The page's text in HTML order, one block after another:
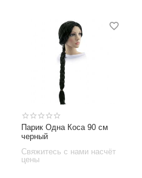
Парик Одна Коса 90 см
черный
Свяжитесь с нами насчёт
цены